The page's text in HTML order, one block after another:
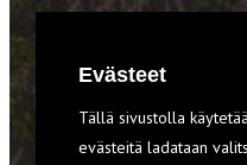
Evästeet
Tällä sivustolla
evästeitä ladataan